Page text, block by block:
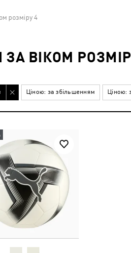
розміру 4
ВІКОМ
Ціною: за збільшенням Ціною: